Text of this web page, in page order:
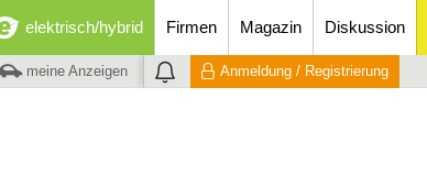
elektrisch/hybrid Firmen Magazin Diskussion
meine Anzeigen Anmeldung / Registrierung